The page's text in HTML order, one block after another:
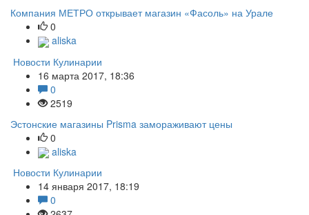
Компания МЕТРО открывает магазин «Фасоль» на Урале
0
aliska
Новости Кулинарии
16 марта 2017, 18:36
0
2519
Эстонские магазины Prisma замораживают цены
0
aliska
Новости Кулинарии
14 января 2017, 18:19
0